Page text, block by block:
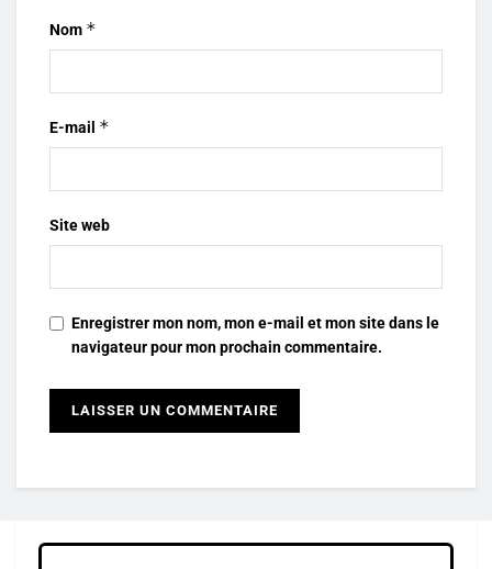
Nom *
E-mail *
Site web
Enregistrer mon nom, mon e-mail et mon site dans le
navigateur pour mon prochain commentaire.